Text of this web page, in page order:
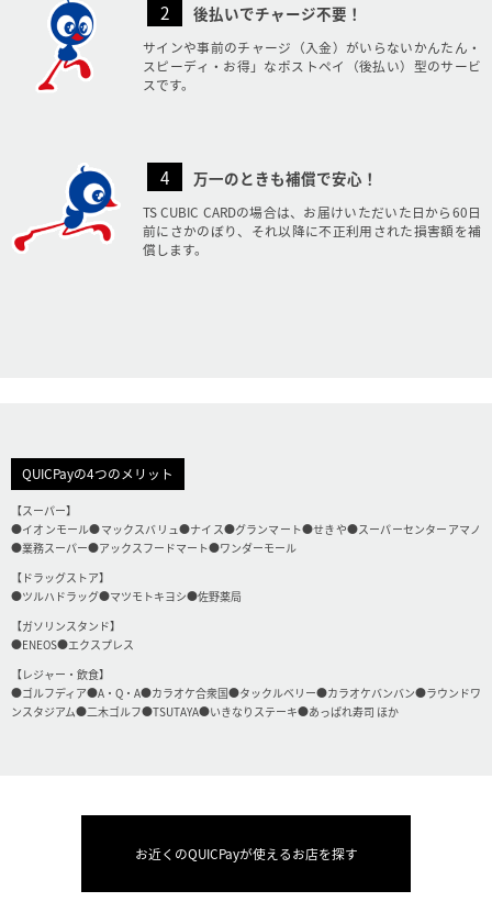
2 後払いでチャージ不要！
サインや事前のチャージ（入金）がいらないかんたん・
スピーディ・お得」なポストペイ（後払い）型のサービ
スです。
4 万一のときも補償で安心！
TS CUBIC CARDの場合は、お届けいただいた日から60日
前にさかのぼり、それ以降に不正利用された損害額を補
償します。
QUICPayの4つのメリット
【スーパー】
●イオンモール●マックスバリュ●ナイス●グランマート●せきや●スーパーセンターアマノ
●業務スーパー●アックスフードマート●ワンダーモール
【ドラッグストア】
●ツルハドラッグ●マツモトキヨシ●佐野薬局
【ガソリンスタンド】
●ENEOS●エクスプレス
【レジャー・飲食】
●ゴルフディア●A・Q・A●カラオケ合衆国●タックルベリー●カラオケバンバン●ラウンドワ
ンスタジアム●二木ゴルフ●TSUTAYA●いきなりステーキ●あっぱれ寿司 ほか
お近くのQUICPayが使えるお店を探す